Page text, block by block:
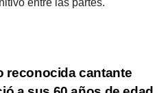
entre las partes.
reconocida cantante